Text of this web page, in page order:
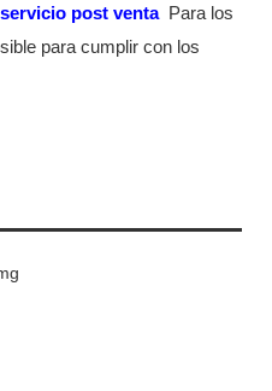
servicio post venta Para los
para cumplir con los